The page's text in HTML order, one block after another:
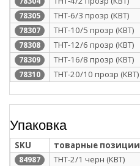
78305 ТНТ-6/3 прозр (КВТ)
78307 ТНТ-10/5 прозр (КВТ)
78308 ТНТ-12/6 прозр (КВТ)
78309 ТНТ-16/8 прозр (КВТ)
78310 ТНТ-20/10 прозр (КВТ)
Упаковка
SKU товарные позиции
84987 ТНТ-2/1 черн (КВТ)